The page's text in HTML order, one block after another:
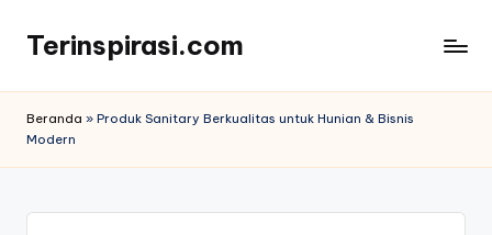
content
Terinspirasi.com
Terkini
Beranda » Produk Sanitary Berkualitas untuk Hunian & Bisnis
Modern